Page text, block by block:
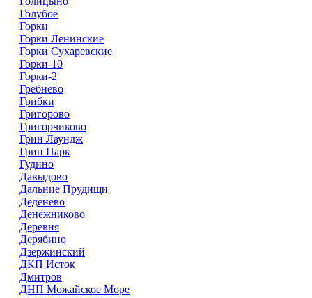
Голубое
Горки
Горки Ленинские
Горки Сухаревские
Горки-10
Горки-2
Гребнево
Грибки
Григорово
Григорчиково
Грин Лаундж
Грин Парк
Гудино
Давыдово
Дальние Прудищи
Деденево
Денежниково
Деревня
Дерябино
Дзержинский
ДКП Исток
Дмитров
ДНП Можайское Море